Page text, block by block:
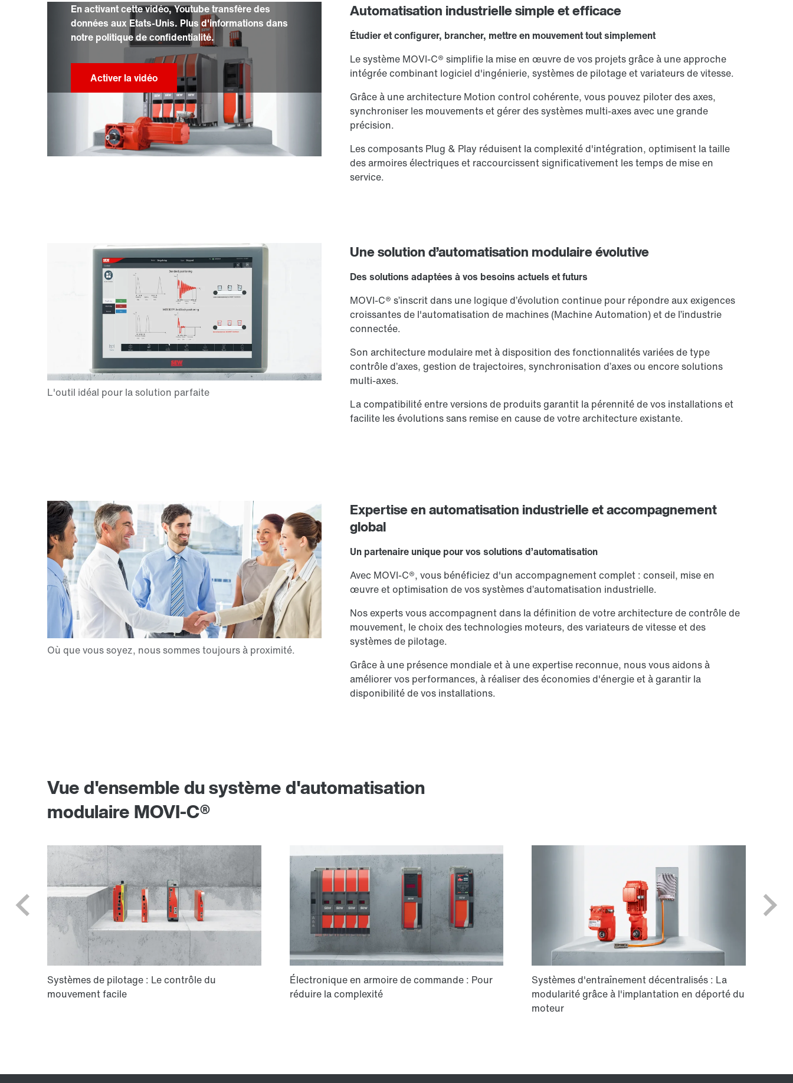
En activant cette vidéo, Youtube transfère des
données aux Etats-Unis. Plus d'informations dans
notre politique de confidentialité.
Automatisation industrielle simple et efficace
Étudier et configurer, brancher, mettre en mouvement tout simplement
Le système MOVI-C® simplifie la mise en œuvre de vos projets grâce à une approche
intégrée combinant logiciel d'ingénierie, systèmes de pilotage et variateurs de vitesse.
Grâce à une architecture Motion control cohérente, vous pouvez piloter des axes,
synchroniser les mouvements et gérer des systèmes multi-axes avec une grande
précision.
Les composants Plug & Play réduisent la complexité d'intégration, optimisent la taille
des armoires électriques et raccourcissent significativement les temps de mise en
service.
Une solution d’automatisation modulaire évolutive
Des solutions adaptées à vos besoins actuels et futurs
MOVI-C® s’inscrit dans une logique d’évolution continue pour répondre aux exigences
croissantes de l'automatisation de machines (Machine Automation) et de l’industrie
connectée.
Son architecture modulaire met à disposition des fonctionnalités variées de type
contrôle d’axes, gestion de trajectoires, synchronisation d’axes ou encore solutions
multi-axes.
La compatibilité entre versions de produits garantit la pérennité de vos installations et
facilite les évolutions sans remise en cause de votre architecture existante.
Expertise en automatisation industrielle et accompagnement
global
Un partenaire unique pour vos solutions d’automatisation
Avec MOVI-C®, vous bénéficiez d'un accompagnement complet : conseil, mise en
œuvre et optimisation de vos systèmes d’automatisation industrielle.
Nos experts vous accompagnent dans la définition de votre architecture de contrôle de
mouvement, le choix des technologies moteurs, des variateurs de vitesse et des
systèmes de pilotage.
Grâce à une présence mondiale et à une expertise reconnue, nous vous aidons à
améliorer vos performances, à réaliser des économies d'énergie et à garantir la
disponibilité de vos installations.
Vue d'ensemble du système d'automatisation
modulaire MOVI-C®